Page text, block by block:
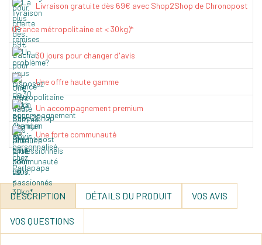
Livraison gratuite dès 69€ avec Shop2Shop de Chronopost
(France métropolitaine et < 30kg)*
30 jours pour changer d'avis
Une offre haute gamme
Un accompagnement premium
Une forte communauté
DESCRIPTION DÉTAILS DU PRODUIT VOS AVIS
VOS QUESTIONS